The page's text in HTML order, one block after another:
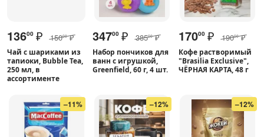
13600 ₽ 15000 ₽
Чай с шариками из
тапиоки, Bubble Tea,
250 мл, в
ассортименте
34700 ₽ 38500 ₽
Набор пончиков для
ванн с игрушкой,
Greenfield, 60 г, 4 шт.
17000 ₽ 19000 ₽
Кофе растворимый
"Brasilia Exclusive",
ЧЁРНАЯ КАРТА, 48 г
–11% –12% –12%